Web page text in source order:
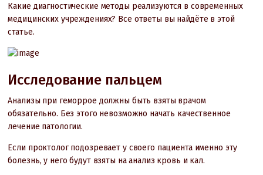
Какие диагностические методы реализуются в современных
медицинских учреждениях? Все ответы вы найдёте в этой
статье.
Исследование пальцем
Анализы при геморрое должны быть взяты врачом
обязательно. Без этого невозможно начать качественное
лечение патологии.
Если проктолог подозревает у своего пациента именно эту
болезнь, у него будут взяты на анализ кровь и кал.